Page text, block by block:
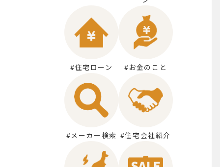
#住宅ローン #お金のこと
#メーカー検索 #住宅会社紹介